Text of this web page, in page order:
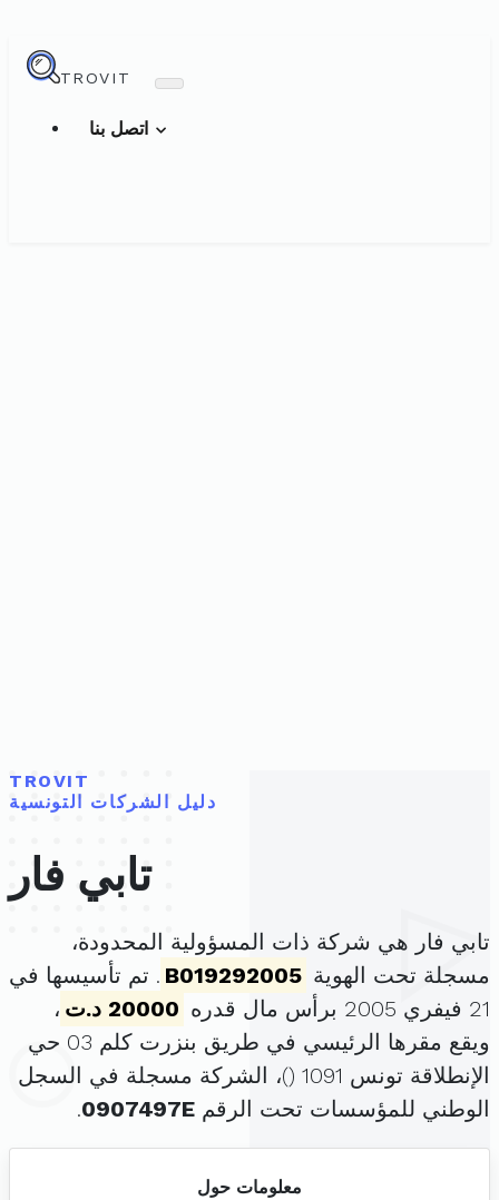
TROVIT
TROVIT
دليل الشركات التونسية
تابي فار
تابي فار هي شركة ذات المسؤولية المحدودة،
مسجلة تحت الهوية B019292005 . تم تأسيسها في
21 فيفري 2005 برأس مال قدره
20000 د.ت
،
ويقع مقرها الرئيسي في طريق بنزرت كلم 03 حي
الإنطلاقة تونس 1091 (
)، الشركة مسجلة في السجل
الوطني للمؤسسات تحت الرقم 0907497E
.
معلومات حول